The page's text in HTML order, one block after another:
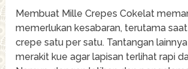
Membuat Mille Crepes Cokelat
memerlukan kesabaran, terutama
crepe satu per satu. Tantangan
merakit kue agar lapisan terlihat rapi